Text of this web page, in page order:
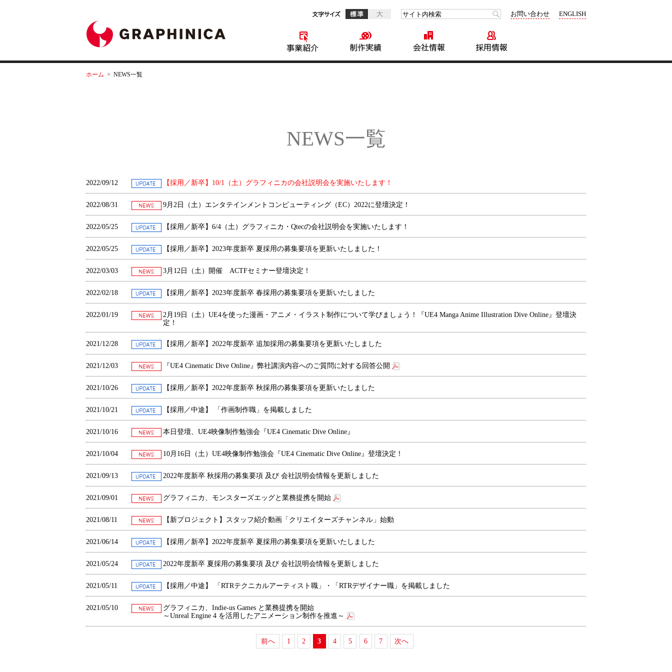
標準 大
サイト内検索 お問い合わせ ENGLISH
ホーム > NEWS一覧
NEWS一覧
2022/09/12 【採用／新卒】10/1（土）グラフィニカの会社説明会を実施いたします！
2022/08/31 9月2日（土）エンタテインメントコンピューティング（EC）2022に登壇決定！
2022/05/25 【採用／新卒】6/4（土）グラフィニカ・Qtecの会社説明会を実施いたします！
2022/05/25 【採用／新卒】2023年度新卒 夏採用の募集要項を更新いたしました！
2022/03/03 3月12日（土）開催 ACTFセミナー登壇決定！
2022/02/18 【採用／新卒】2023年度新卒 春採用の募集要項を更新いたしました
2022/01/19 2月 19 日（土）UE4を使った漫画・アニメ・イラスト制作について学びましょう！『UE4 Manga Anime Illustration Dive Online』登壇決
定！
2021/12/28 【採用／新卒】2022年度新卒 追加採用の募集要項を更新いたしました
2021/12/03 『UE4 Cinematic Dive Online』弊社講演内容へのご質問に対する回答公開
2021/10/26 【採用／新卒】2022年度新卒 秋採用の募集要項を更新いたしました
2021/10/21 【採用／中途】 「作画制作職」を掲載しました
2021/10/16 本日登壇、UE4映像制作勉強会『UE4 Cinematic Dive Online』
2021/10/04 10 月 16 日（土） UE4映像制作勉強会『UE4 Cinematic Dive Online 』登壇決定！
2021/09/13 2022年度新卒 秋採用の募集要項 及び 会社説明会情報を更新しました
2021/09/01 グラフィニカ、モンスターズエッグと業務提携を開始
2021/08/11 【新プロジェクト】スタッフ紹介動画「クリエイターズチャンネル」始動
2021/06/14 【採用／新卒】2022年度新卒 夏採用の募集要項を更新いたしました
2021/05/24 2022年度新卒 夏採用の募集要項 及び 会社説明会情報を更新しました
2021/05/11 【採用／中途】 「RTRテクニカルアーティスト職」・「RTRデザイナー職」を掲載しました
2021/05/10
グラフィニカ、Indie-us Games と業務提携を開始
～Unreal Engine 4 を活用したアニメーション制作を推進～
前へ 1 2 3 4 5 6 7 次へ